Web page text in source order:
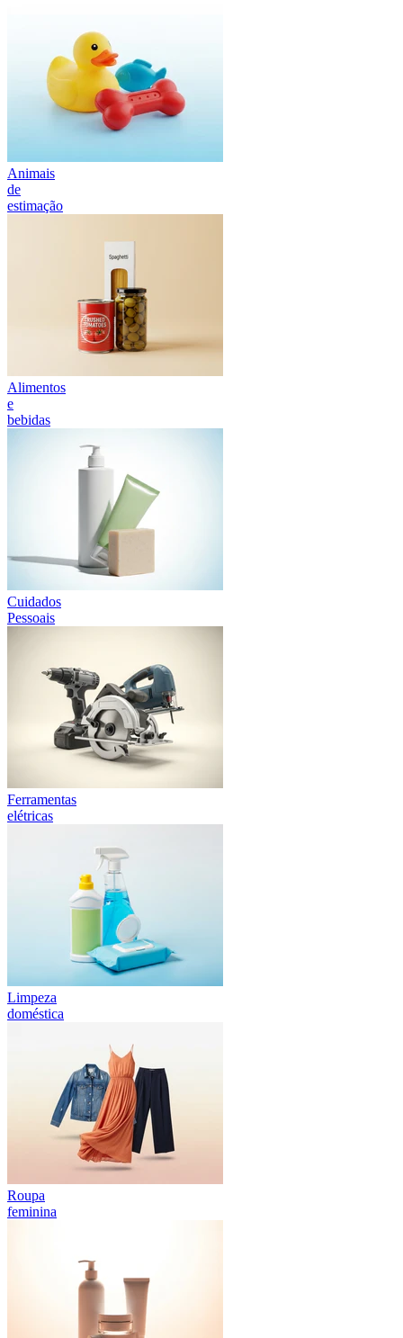
Animais
de
estimação
Alimentos
e
bebidas
Cuidados
Pessoais
Ferramentas
elétricas
Limpeza
doméstica
Roupa
feminina